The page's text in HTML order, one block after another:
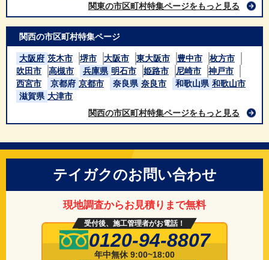
関東の市区町村特集ページをもっと見る
関西の市区町村特集ページ
大阪府 茨木市 堺市 大阪市 東大阪市 豊中市
枚方市
吹田市
高槻市 兵庫県 明石市 姫路市 尼崎市
神戸市
西宮市
京都府 京都市 奈良県 奈良市 和歌山県 和歌山市
滋賀県 大津市
関西の市区町村特集ページをもっと見る
テイガクのお問い合わせ
現地調査からお見積りまで無料
受付後、施工管理者がお電話！
0120-94-8807
年中無休 9:00~18:00